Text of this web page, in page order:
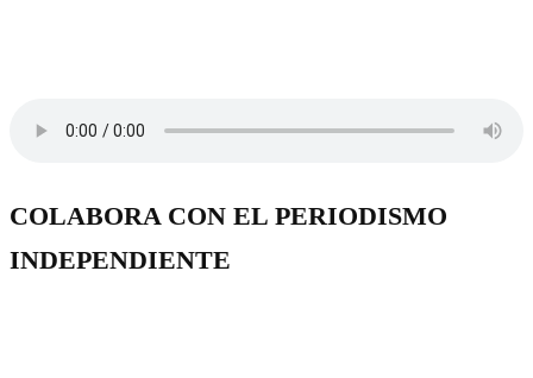
COLABORA CON EL PERIODISMO
INDEPENDIENTE